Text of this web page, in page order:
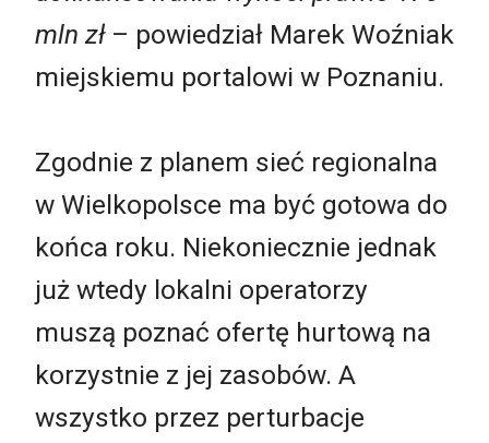
mln zł– powiedział Marek Woźniak
miejskiemu portalowi w Poznaniu.
Zgodnie z planem sieć regionalna
w Wielkopolsce ma być gotowa do
końca roku. Niekoniecznie jednak
już wtedy lokalni operatorzy
muszą poznać ofertę hurtową na
korzystnie z jej zasobów. A
wszystko przez perturbacje